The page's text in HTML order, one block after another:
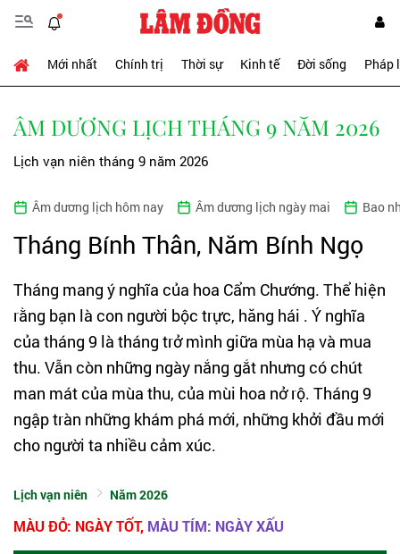
Mới nhất Chính trị Thời sự Kinh tế Đời sống Pháp
ÂM DƯƠNG LỊCH THÁNG 9 NĂM 2026
Lịch vạn niên tháng 9 năm 2026
Âm dương lịch hôm nay Âm dương lịch ngày mai Bao
Tháng Bính Thân, Năm Bính Ngọ
Tháng mang ý nghĩa của hoa Cẩm Chướng. Thể hiện
rằng bạn là con người bộc trực, hăng hái . Ý nghĩa
của tháng 9 là tháng trở mình giữa mùa hạ và mua
thu. Vẫn còn những ngày nắng gắt nhưng có chút
man mát của mùa thu, của mùi hoa nở rộ. Tháng 9
ngập tràn những khám phá mới, những khởi đầu mới
cho người ta nhiều cảm xúc.
Lịch vạn niên Năm 2026
MÀU ĐỎ: NGÀY TỐT, MÀU TÍM: NGÀY XẤU